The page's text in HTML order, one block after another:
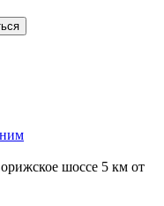
шоссе 5 км от